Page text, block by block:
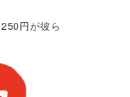
円が彼ら